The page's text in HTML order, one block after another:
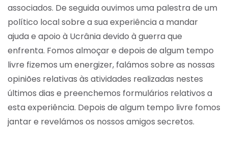
associados. De seguida ouvimos uma palestra de um
político local sobre a sua experiência a mandar
ajuda e apoio à Ucrânia devido à guerra que
enfrenta. Fomos almoçar e depois de algum tempo
livre fizemos um energizer, falámos sobre as nossas
opiniões relativas às atividades realizadas nestes
últimos dias e preenchemos formulários relativos a
esta experiência. Depois de algum tempo livre fomos
jantar e revelámos os nossos amigos secretos.